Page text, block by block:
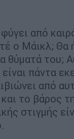
από
ο Μάικλ; Θα
θύματά του;
πάντα
από
το βάρος
στιγμής